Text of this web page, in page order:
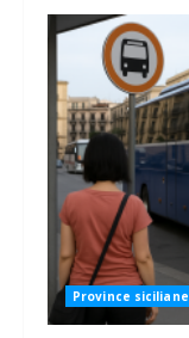
Province siciliane